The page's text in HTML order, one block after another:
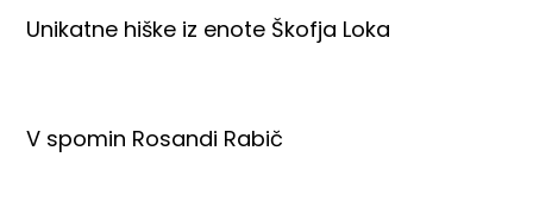
Unikatne hiške iz enote Škofja Loka
V spomin Rosandi Rabič